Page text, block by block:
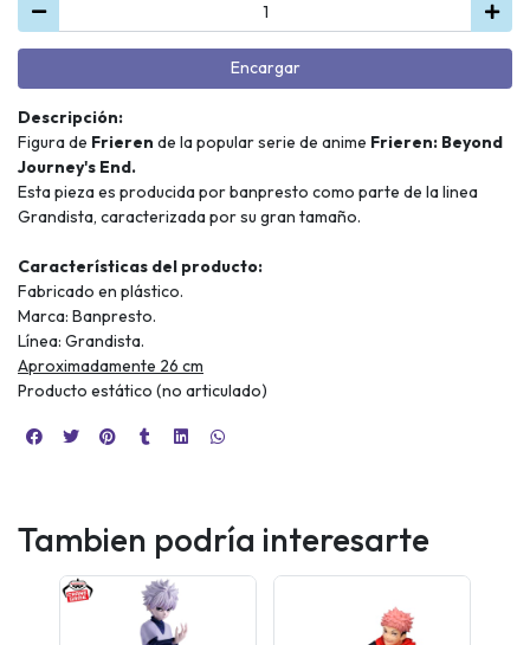
Encargar
Descripción:
Figura de Frieren de la popular serie de anime Frieren: Beyond
Journey's End.
Esta pieza es producida por banpresto como parte de la linea
Grandista, caracterizada por su gran tamaño.
Características del producto:
Fabricado en plástico.
Marca: Banpresto.
Línea: Grandista.
Aproximadamente 26 cm
Producto estático (no articulado)
Tambien podría interesarte